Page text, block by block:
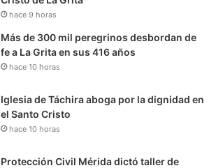
hace 9 horas
Más de 300 mil peregrinos desbordan de
fe a La Grita en sus 416 años
hace 10 horas
Iglesia de Táchira aboga por la dignidad en
el Santo Cristo
hace 10 horas
Protección Civil Mérida dictó taller de